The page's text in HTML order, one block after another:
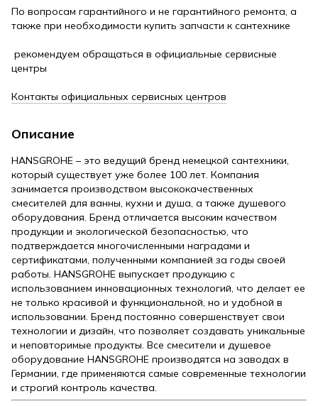
По вопросам гарантийного и не гарантийного ремонта, а
также при необходимости купить запчасти к сантехнике
рекомендуем обращаться в официальные сервисные
центры
Контакты официальных сервисных центров
Описание
HANSGROHE – это ведущий бренд немецкой сантехники,
который существует уже более 100 лет. Компания
занимается производством высококачественных
смесителей для ванны, кухни и душа, а также душевого
оборудования. Бренд отличается высоким качеством
продукции и экологической безопасностью, что
подтверждается многочисленными наградами и
сертификатами, полученными компанией за годы своей
работы. HANSGROHE выпускает продукцию с
использованием инновационных технологий, что делает ее
не только красивой и функциональной, но и удобной в
использовании. Бренд постоянно совершенствует свои
технологии и дизайн, что позволяет создавать уникальные
и неповторимые продукты. Все смесители и душевое
оборудование HANSGROHE производятся на заводах в
Германии, где применяются самые современные технологии
и строгий контроль качества.